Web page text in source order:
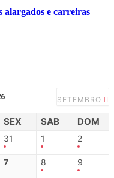
e carreiras
SETEMBRO
SEX SAB DOM
31 1 2
7 8 9